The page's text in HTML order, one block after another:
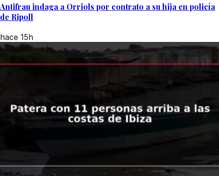
Antifrau indaga a Orriols por contrato a su hija en policía
de Ripoll
hace 15h